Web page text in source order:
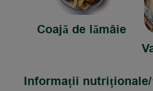
Coajă de lămâie
Informații nutriționale/